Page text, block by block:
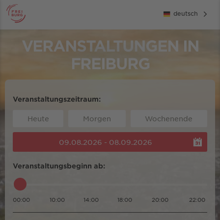
deutsch
VERANSTALTUNGEN IN
FREIBURG
Veranstaltungszeitraum:
Heute Morgen Wochenende
09.08.2026 - 08.09.2026
Veranstaltungsbeginn ab:
00:00 10:00 14:00 18:00 20:00 22:00